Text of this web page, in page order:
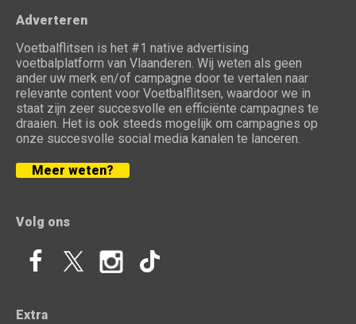
Adverteren
Voetbalflitsen is het #1 native advertising
voetbalplatform van Vlaanderen. Wij weten als geen
ander uw merk en/of campagne door te vertalen naar
relevante content voor Voetbalflitsen, waardoor we in
staat zijn zeer succesvolle en efficiënte campagnes te
draaien. Het is ook steeds mogelijk om campagnes op
onze succesvolle social media kanalen te lanceren.
Meer weten?
Volg ons
Extra